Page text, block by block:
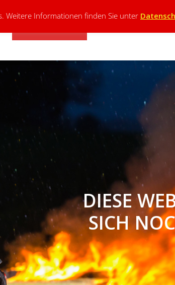
DIESE
SICH
Weitere Informationen finden Sie unter